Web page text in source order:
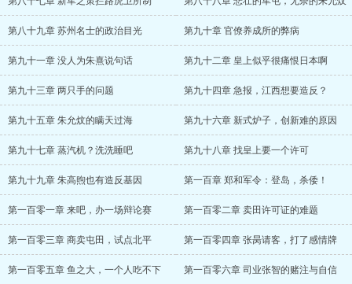
第八十九章 苏州名士的政治目光 第九十章 官僚养成所的弊病
第九十一章 没人为朱熹说句话 第九十二章 皇上似乎很痛恨日本啊
第九十三章 两只手的问题 第九十四章 急报，江西想要造反？
第九十五章 朱允炆的瞒天过海 第九十六章 新式炉子，创新难的原因
第九十七章 蒸汽机？洗洗睡吧 第九十八章 找皇上要一个许可
第九十九章 朱高煦也有造反基因 第一百章 郑和军令：登岛，杀倭！
第一百零一章 来吧，办一场辩论赛 第一百零二章 卖田许可证的难题
第一百零三章 商卖屯田，试点北平 第一百零四章 张昺请客，打了感情牌
第一百零五章 鱼之大，一个人吃不下 第一百零六章 司业张智的赌注与自信